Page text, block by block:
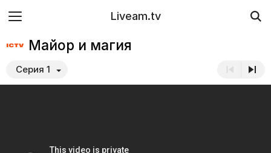
Liveam.tv
Майор и магия
Серия 1